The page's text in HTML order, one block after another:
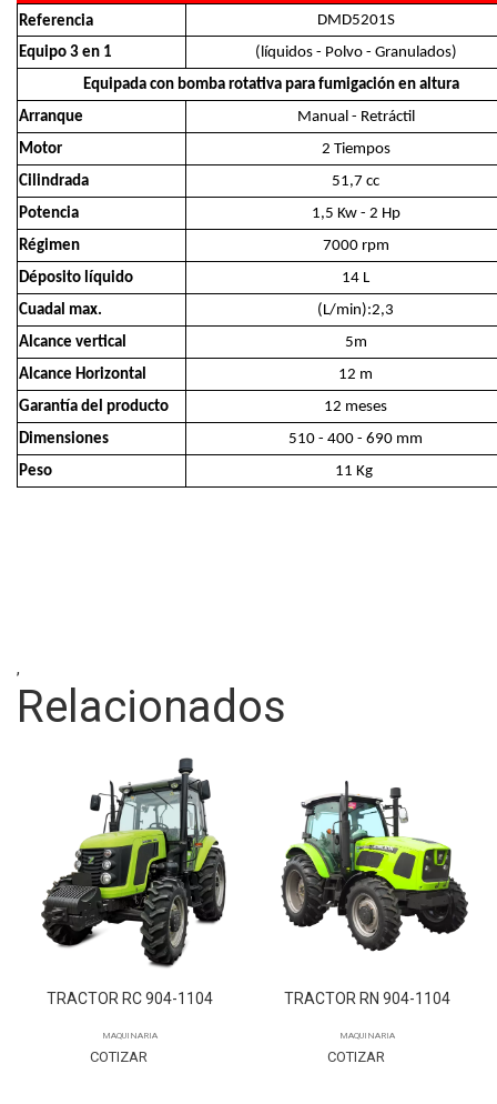
Referencia
DMD5201S
Equipo 3 en 1
(líquidos - Polvo - Granulados)
Equipada con bomba rotativa para fumigación en altura
Arranque
Manual - Retráctil
Motor
2 Tiempos
Cilindrada
51,7 cc
Potencia
1,5 Kw - 2 Hp
Régimen
7000 rpm
Déposito líquido
14 L
Cuadal max.
(L/min):2,3
Alcance vertical
5m
Alcance Horizontal
12 m
Garantía del producto
12 meses
Dimensiones
510 - 400 - 690 mm
Peso
11 Kg
,
Relacionados
TRACTOR RC 904-1104
MAQUINARIA
COTIZAR
TRACTOR RN 904-1104
MAQUINARIA
COTIZAR